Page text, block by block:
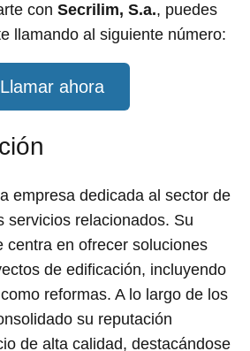
con Secrilim, S.a., puedes
llamando al siguiente número:
Llamar ahora
empresa dedicada al sector de
servicios relacionados. Su
centra en ofrecer soluciones
de edificación, incluyendo
reformas. A lo largo de los
su reputación
de alta calidad, destacándose